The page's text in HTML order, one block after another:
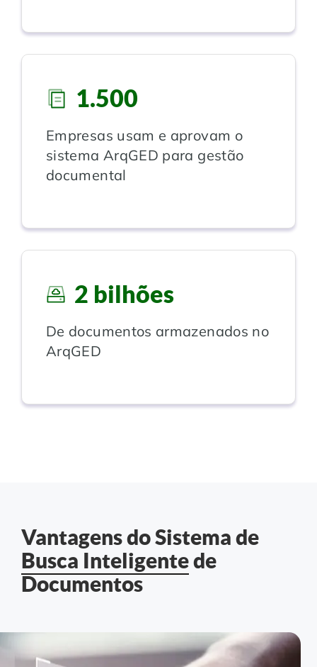
Guarda de Documentos
Consultoria Documental
1.500
Empresas usam e aprovam o
sistema ArqGED para gestão
documental
2 bilhões
De documentos armazenados no
ArqGED
Vantagens do Sistema de
Busca Inteligentede
Documentos